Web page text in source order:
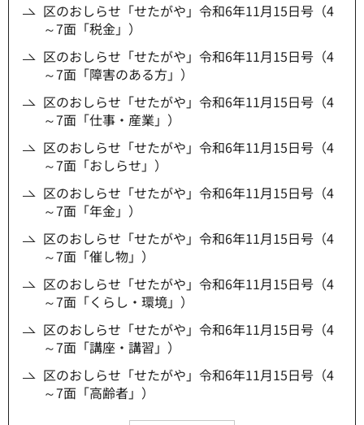
区のおしらせ「せたがや」令和6年11月15日号（4
～7面「税金」）
区のおしらせ「せたがや」令和6年11月15日号（4
～7面「障害のある方」）
区のおしらせ「せたがや」令和6年11月15日号（4
～7面「仕事・産業」）
区のおしらせ「せたがや」令和6年11月15日号（4
～7面「おしらせ」）
区のおしらせ「せたがや」令和6年11月15日号（4
～7面「年金」）
区のおしらせ「せたがや」令和6年11月15日号（4
～7面「催し物」）
区のおしらせ「せたがや」令和6年11月15日号（4
～7面「くらし・環境」）
区のおしらせ「せたがや」令和6年11月15日号（4
～7面「講座・講習」）
区のおしらせ「せたがや」令和6年11月15日号（4
～7面「高齢者」）